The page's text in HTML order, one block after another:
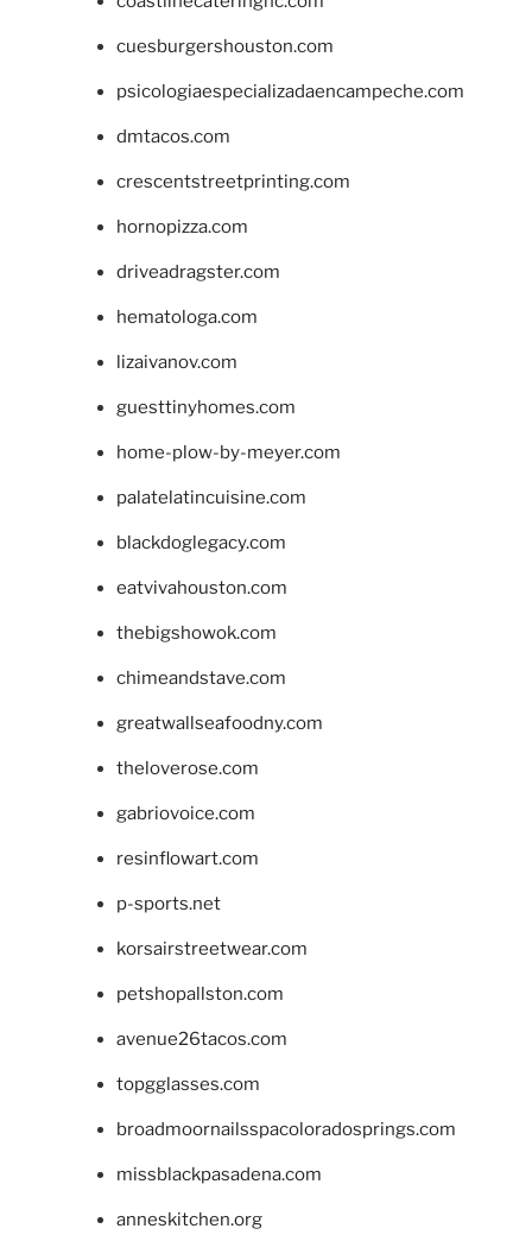
cuesburgershouston.com
psicologiaespecializadaencampeche.com
dmtacos.com
crescentstreetprinting.com
hornopizza.com
driveadragster.com
hematologa.com
lizaivanov.com
guesttinyhomes.com
home-plow-by-meyer.com
palatelatincuisine.com
blackdoglegacy.com
eatvivahouston.com
thebigshowok.com
chimeandstave.com
greatwallseafoodny.com
theloverose.com
gabriovoice.com
resinflowart.com
p-sports.net
korsairstreetwear.com
petshopallston.com
avenue26tacos.com
topgglasses.com
broadmoornailsspacoloradosprings.com
missblackpasadena.com
anneskitchen.org